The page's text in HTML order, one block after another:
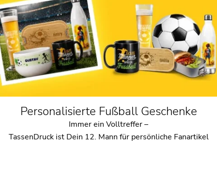
Personalisierte Fußball Geschenke
Immer ein Volltreffer –
TassenDruck ist Dein 12. Mann für persönliche Fanartikel